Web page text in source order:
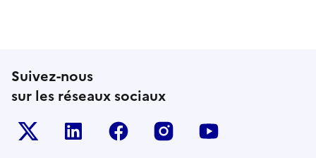
Suivez-nous
sur les réseaux sociaux
Le ministère sur Twitter
Le ministère sur LinkedIn
Le ministère sur Facebook
Le ministère sur